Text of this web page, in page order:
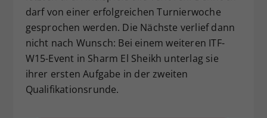
darf von einer erfolgreichen Turnierwoche
gesprochen werden. Die Nächste verlief dann
nicht nach Wunsch: Bei einem weiteren ITF-
W15-Event in Sharm El Sheikh unterlag sie
ihrer ersten Aufgabe in der zweiten
Qualifikationsrunde.